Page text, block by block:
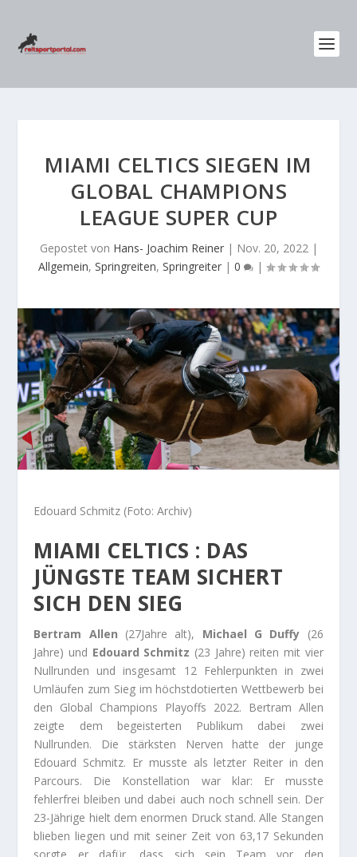
MIAMI CELTICS SIEGEN IM
GLOBAL CHAMPIONS
LEAGUE SUPER CUP
Gepostet von Hans- Joachim Reiner| Nov. 20, 2022|
Allgemein, Springreiten, Springreiter | 0 |
Edouard Schmitz (Foto: Archiv)
MIAMI CELTICS : DAS
JÜNGSTE TEAM SICHERT
SICH DEN SIEG
Bertram Allen (27Jahre alt), Michael G Duffy (26
Jahre) und Edouard Schmitz (23 Jahre) reiten mit vier
Nullrunden und insgesamt 12 Fehlerpunkten in zwei
Umläufen zum Sieg im höchstdotierten Wettbewerb bei
den Global Champions Playoffs 2022. Bertram Allen
zeigte dem begeisterten Publikum dabei zwei
Nullrunden. Die stärksten Nerven hatte der junge
Edouard Schmitz. Er musste als letzter Reiter in den
Parcours. Die Konstellation war klar: Er musste
fehlerfrei bleiben und dabei auch noch schnell sein. Der
23-Jährige hielt dem enormen Druck stand. Alle Stangen
blieben liegen und mit seiner Zeit von 63,17 Sekunden